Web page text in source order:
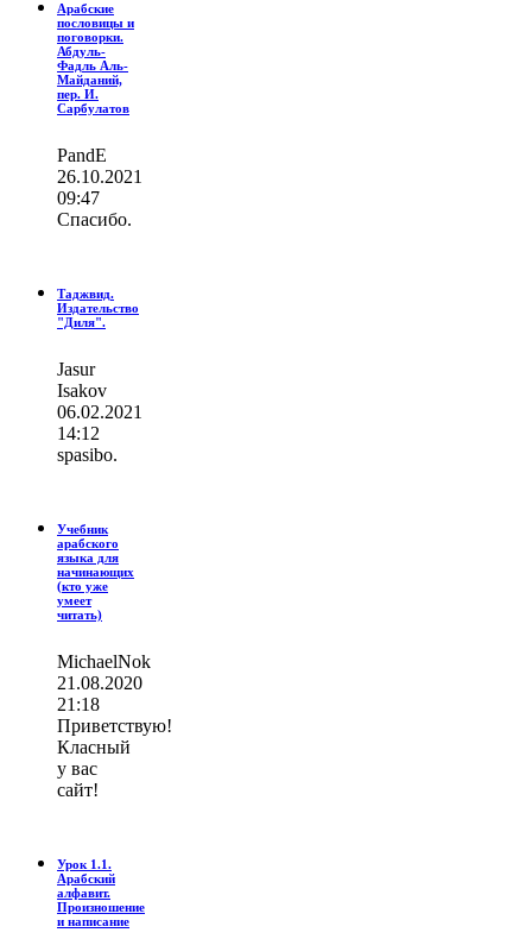
Арабские
пословицы и
поговорки.
Абдуль-
Фадль Аль-
Майданий,
пер. И.
Сарбулатов
PandE
26.10.2021
09:47
Спасибо.
Таджвид.
Издательство
"Диля".
Jasur
Isakov
06.02.2021
14:12
spasibo.
Учебник
арабского
языка для
начинающих
(кто уже
умеет
читать)
MichaelNok
21.08.2020
21:18
Приветствую!
Класный
у вас
сайт!
Урок 1.1.
Арабский
алфавит.
Произношение
и написание